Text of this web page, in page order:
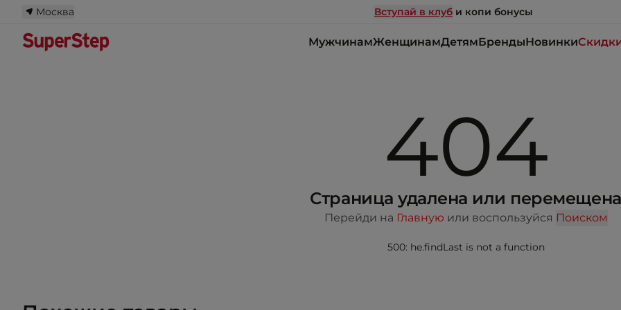
Москва Вступай в клуб и копи бонусы
МужчинамЖенщинамДетямБрендыНовинки
404
Страница удалена или перемещена
Перейди на Главную или воспользуйся Поиском
500: he.findLast is not a function